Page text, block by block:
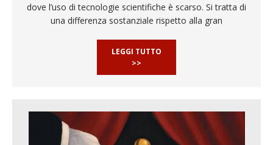
dove l’uso di tecnologie scientifiche è scarso. Si tratta di
una differenza sostanziale rispetto alla gran
LEGGI TUTTO
>>